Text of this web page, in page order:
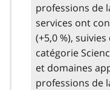
professions de
services ont
(+5,0 %),
catégorie
et domaines
professions de